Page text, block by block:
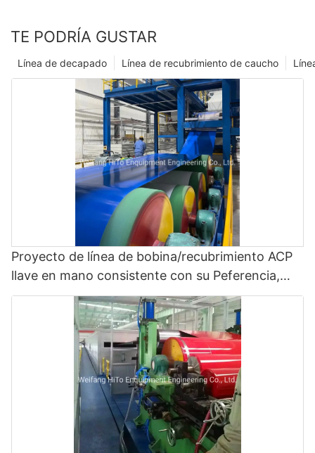
TE PODRÍA GUSTAR
Línea de recubrimiento de caucho
Línea de decapado
Proyecto de línea de bobina/recubrimiento ACP
llave en mano consistente con su Peferencia,
Objetivo y Presupuesto: Lamination Machine y
Color Coating Line